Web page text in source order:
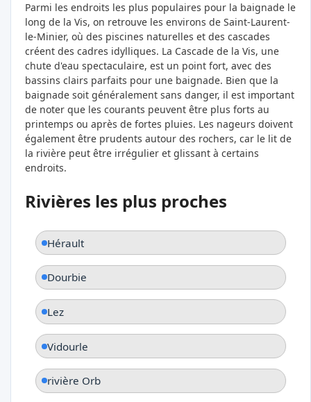
Parmi les endroits les plus populaires pour la baignade le
long de la Vis, on retrouve les environs de Saint-Laurent-
le-Minier, où des piscines naturelles et des cascades
créent des cadres idylliques. La Cascade de la Vis, une
chute d'eau spectaculaire, est un point fort, avec des
bassins clairs parfaits pour une baignade. Bien que la
baignade soit généralement sans danger, il est important
de noter que les courants peuvent être plus forts au
printemps ou après de fortes pluies. Les nageurs doivent
également être prudents autour des rochers, car le lit de
la rivière peut être irrégulier et glissant à certains
endroits.
Rivières les plus proches
Hérault
Dourbie
Lez
Vidourle
rivière Orb